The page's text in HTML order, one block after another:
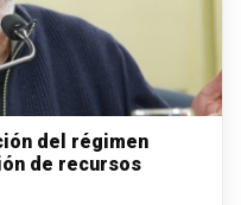
del régimen
de recursos